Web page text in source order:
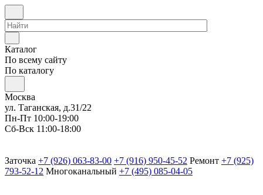
Каталог
По всему сайту
По каталогу
Москва
ул. Таганская, д.31/22
Пн-Пт 10:00-19:00
Сб-Вск 11:00-18:00
Заточка +7 (926) 063-83-00 +7 (916) 950-45-52 Ремонт +7 (925)
793-52-12 Многоканальный +7 (495) 085-04-05